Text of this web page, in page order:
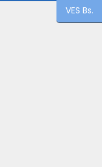
VES Bs.